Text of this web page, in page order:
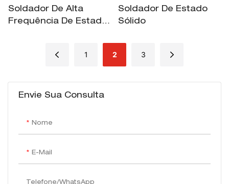
Envie Sua Consulta
Nome
E-Mail
Telefone/WhatsApp
Soldador De Alta
Frequência De Estado
Soldador De Estado
Sólido
1 2 3